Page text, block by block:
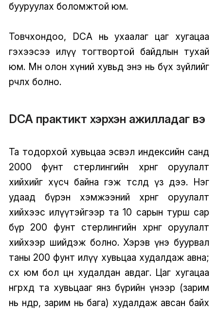
бууруулах боломжтой юм.
Товчхондоо, DCA нь ухаалаг цаг хугацаа
гэхээсээ илүү тогтвортой байдлын тухай
юм. Мөн олон хүний хувьд энэ нь бүх зүйлийг
өөрчлөх болно.
DCA практикт хэрхэн ажилладаг вэ
Та тодорхой хувьцаа эсвэл индексийн санд
2000 фунт стерлингийн хөрөнгө оруулалт
хийхийг хүсч байна гэж төсөөлөөд үз дээ. Нэг
удаад бүрэн хэмжээний хөрөнгө оруулалт
хийхээс илүүтэйгээр та 10 сарын турш сар
бүр 200 фунт стерлингийн хөрөнгө оруулалт
хийхээр шийдэж болно. Хэрэв үнэ буурвал
таны 200 фунт илүү хувьцаа худалдаж авна;
өсөх юм бол цөөн худалдан авдаг. Цаг хугацаа
өнгөрөхөд та хувьцааг янз бүрийн үнээр (зарим
нь өндөр, зарим нь бага) худалдаж авсан байх